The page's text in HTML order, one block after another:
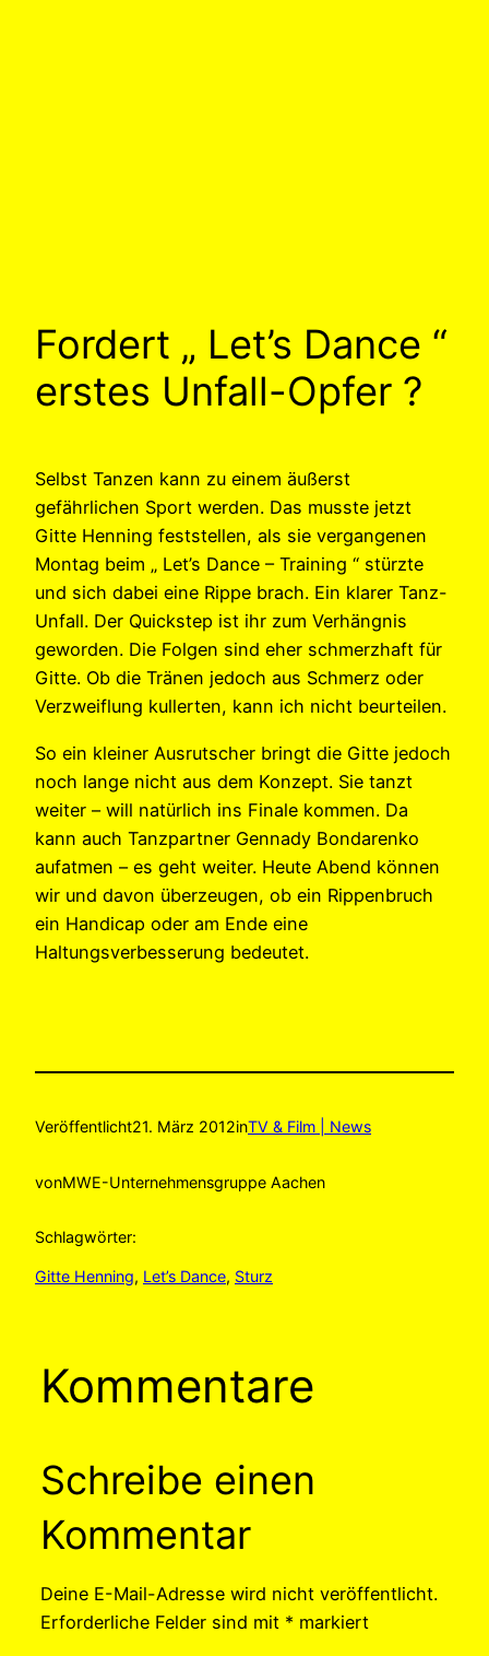
Fordert „ Let’s Dance “
erstes Unfall-Opfer ?
Selbst Tanzen kann zu einem äußerst
gefährlichen Sport werden. Das musste jetzt
Gitte Henning feststellen, als sie vergangenen
Montag beim „ Let’s Dance – Training “ stürzte
und sich dabei eine Rippe brach. Ein klarer Tanz-
Unfall. Der Quickstep ist ihr zum Verhängnis
geworden. Die Folgen sind eher schmerzhaft für
Gitte. Ob die Tränen jedoch aus Schmerz oder
Verzweiflung kullerten, kann ich nicht beurteilen.
So ein kleiner Ausrutscher bringt die Gitte jedoch
noch lange nicht aus dem Konzept. Sie tanzt
weiter – will natürlich ins Finale kommen. Da
kann auch Tanzpartner Gennady Bondarenko
aufatmen – es geht weiter. Heute Abend können
wir und davon überzeugen, ob ein Rippenbruch
ein Handicap oder am Ende eine
Haltungsverbesserung bedeutet.
Veröffentlicht21. März 2012inTV & Film | News
vonMWE-Unternehmensgruppe Aachen
Schlagwörter:
Gitte Henning, Let’s Dance, Sturz
Kommentare
Schreibe einen
Kommentar
Deine E-Mail-Adresse wird nicht veröffentlicht.
Erforderliche Felder sind mit * markiert